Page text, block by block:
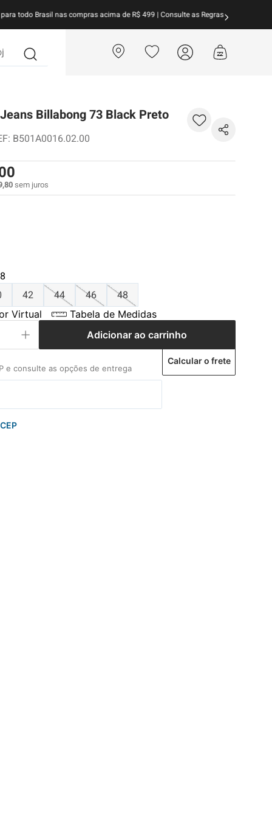
suas compras ematé 10x sem juros!Aproveite!
Billabong 73 Black Preto
: B501A0016.02.00
,80sem juros
42 44 46 48
Virtual
Tabela de Medidas
Adicionar ao carrinho
Calcular o frete